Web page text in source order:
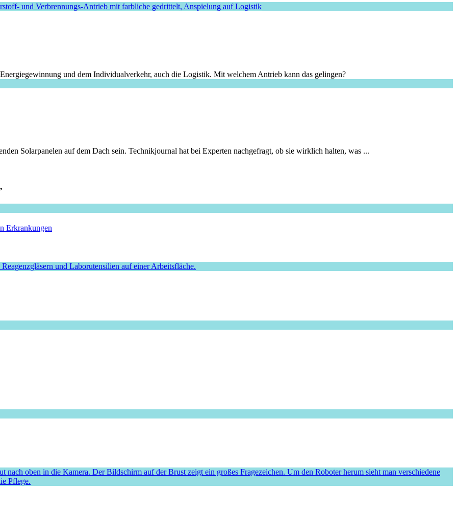
und dem Individualverkehr, auch die Logistik. Mit welchem Antrieb kann das gelingen?
Solarpanelen auf dem Dach sein. Technikjournal hat bei Experten nachgefragt, ob sie wirklich halten, was ...
Erkrankungen